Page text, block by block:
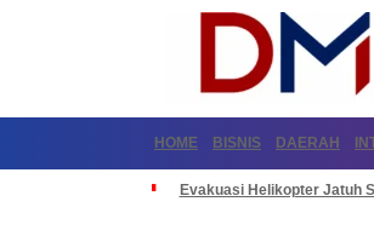
HOME BISNIS DAERAH
Evakuasi Helikopter Jatuh